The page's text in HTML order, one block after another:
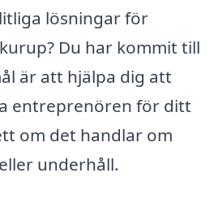
lösningar för
Du har kommit till
är att hjälpa dig att
entreprenören för ditt
om det handlar om
underhåll.